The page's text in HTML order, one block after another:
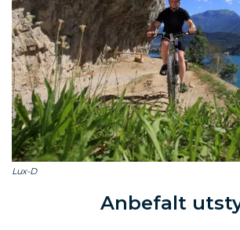
Lux-D
Anbefalt